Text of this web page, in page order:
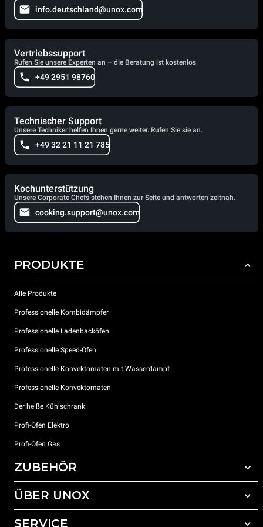
info.deutschland@unox.com
Vertriebssupport
Rufen Sie unsere Experten an – die Beratung ist kostenlos.
+49 2951 98760
Technischer Support
Unsere Techniker helfen Ihnen gerne weiter. Rufen Sie sie an.
+49 32 21 11 21 785
Kochunterstützung
Unsere Corporate Chefs stehen Ihnen zur Seite und antworten zeitnah.
cooking.support@unox.com
PRODUKTE
Alle Produkte
Professionelle Kombidämpfer
Professionelle Ladenbacköfen
Professionelle Speed-Öfen
Professionelle Konvektomaten mit Wasserdampf
Professionelle Konvektomaten
Der heiße Kühlschrank
Profi-Ofen Elektro
Profi-Ofen Gas
ZUBEHÖR
Gesamtes Zubehör
ÜBER UNOX
Unsere Standorte weltweit
SERVICE